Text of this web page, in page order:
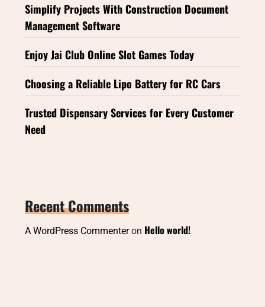
Simplify Projects With Construction Document
Management Software
Enjoy Jai Club Online Slot Games Today
Choosing a Reliable Lipo Battery for RC Cars
Trusted Dispensary Services for Every Customer
Need
Recent Comments
A WordPress Commenteron Hello world!